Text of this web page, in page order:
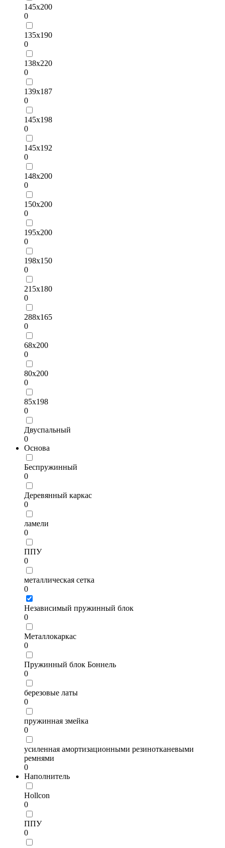
145х200
0
135x190
0
138x220
0
139x187
0
145x198
0
145х192
0
148x200
0
150х200
0
195х200
0
198х150
0
215х180
0
288х165
0
68x200
0
80х200
0
85х198
0
Двуспальный
0
Основа
Беспружинный
0
Деревянный каркас
0
ламели
0
ППУ
0
металлическая сетка
0
Независимый пружинный блок
0
Металлокаркас
0
Пружинный блок Боннель
0
березовые латы
0
пружинная змейка
0
усиленная амортизационными резинотканевыми
ремнями
0
Наполнитель
Hollcon
0
ППУ
0